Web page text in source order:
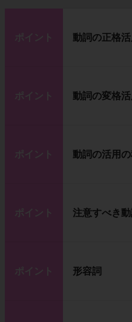
ポイント 動詞の正格活
ポイント 動詞の変格活
ポイント 動詞の活用
ポイント 注意すべき動
ポイント 形容詞